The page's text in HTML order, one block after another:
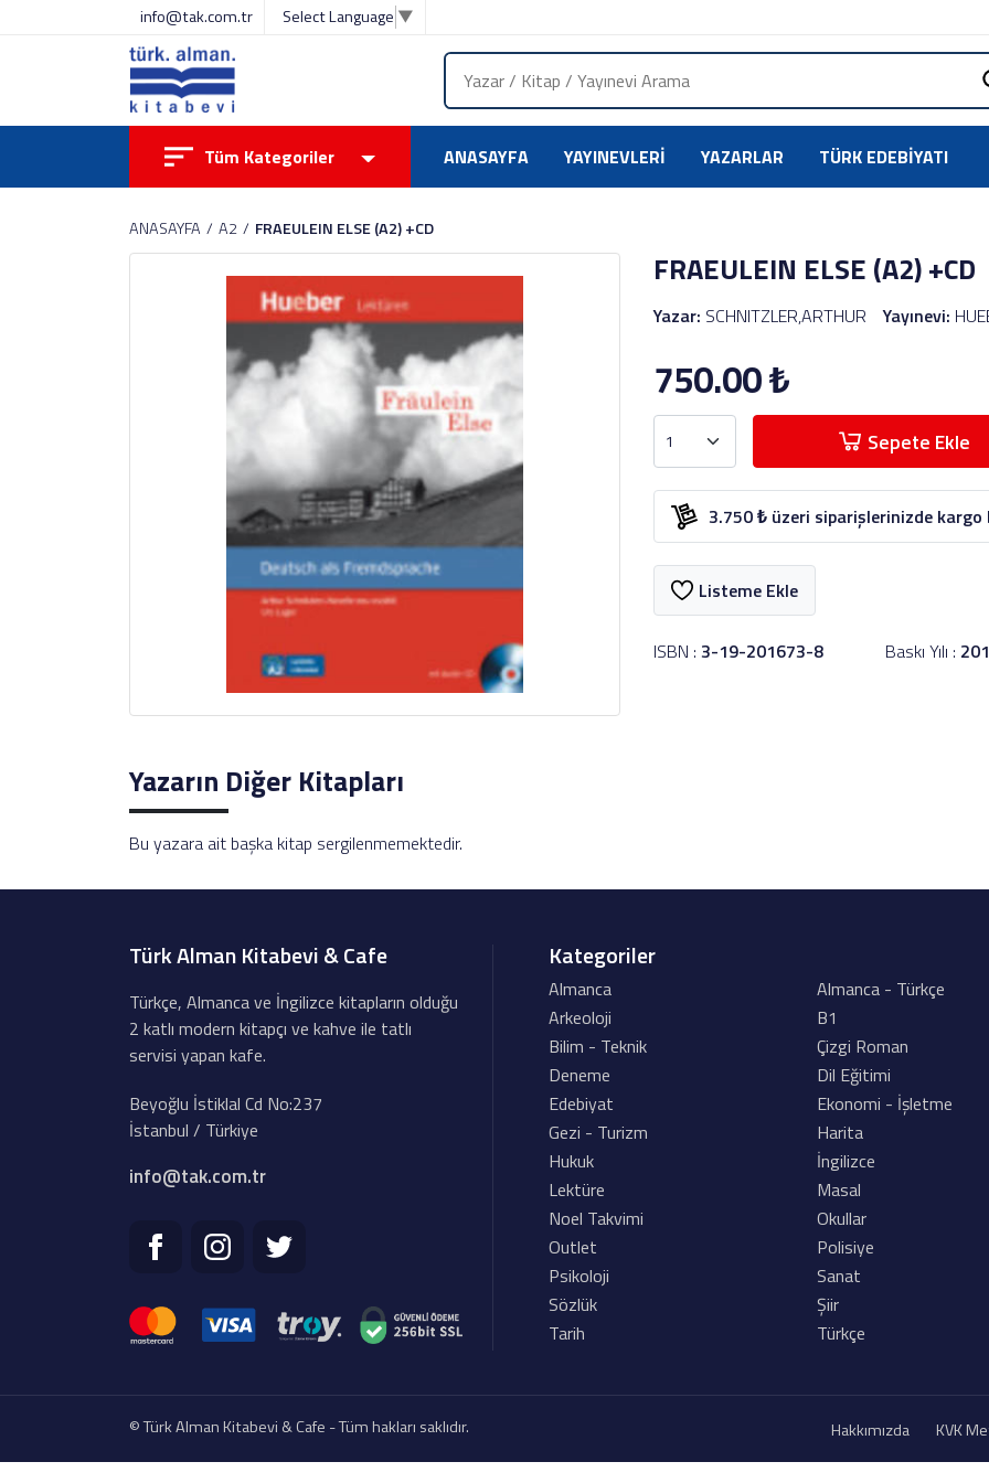
info@tak.com.tr Select Language ▼
Tüm Kategoriler ANASAYFA YAYINEVLERI YAZARLAR TÜRK EDEBIYATI
ANASAYFA A2 FRAEULEIN ELSE (A2) +CD
FRAEULEIN ELSE (A2) +CD
Yazar: SCHNITZLER,ARTHUR Yayınevi:
750.00₺
Sepete Ekle
3.750 ₺ üzeri siparişlerinizde kargo
Listeme Ekle
ISBN : 3-19-201673-8 Baskı Yılı :
Yazarın Diğer Kitapları
Bu yazara ait başka kitap sergilenmemektedir.
Kategoriler
Almanca Almanca - Türkçe
Arkeoloji
B1
Bilim - Teknik
Çizgi Roman
Deneme
Dil Eğitimi
Edebiyat
Ekonomi - İşletme
Gezi - Turizm
Harita
Hukuk
İngilizce
Lektüre
Masal
Noel Takvimi
Okullar
Outlet
Polisiye
Psikoloji
Sanat
Sözlük
Şiir
Tarih
Türkçe
Türk Alman Kitabevi & Cafe
Türkçe, Almanca ve İngilizce kitapların olduğu
2 katlı modern kitapçı ve kahve ile tatlı
servisi yapan kafe.
Beyoğlu İstiklal Cd No:237
İstanbul / Türkiye
info@tak.com.tr
© Türk Alman Kitabevi & Cafe - Tüm hakları saklıdır. Hakkımızda KVK